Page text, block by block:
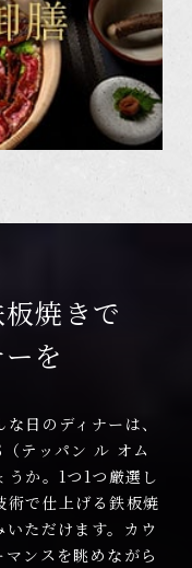
焼きで
を
な日のディナーは、
テッパン ル オム
か。 1つ1つ厳選し
術で仕上げる鉄板焼
ただけます。 カウ
ンスを眺めながら